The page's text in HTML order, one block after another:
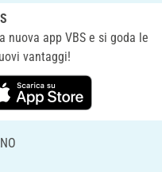
app VBS e si goda le
vantaggi!